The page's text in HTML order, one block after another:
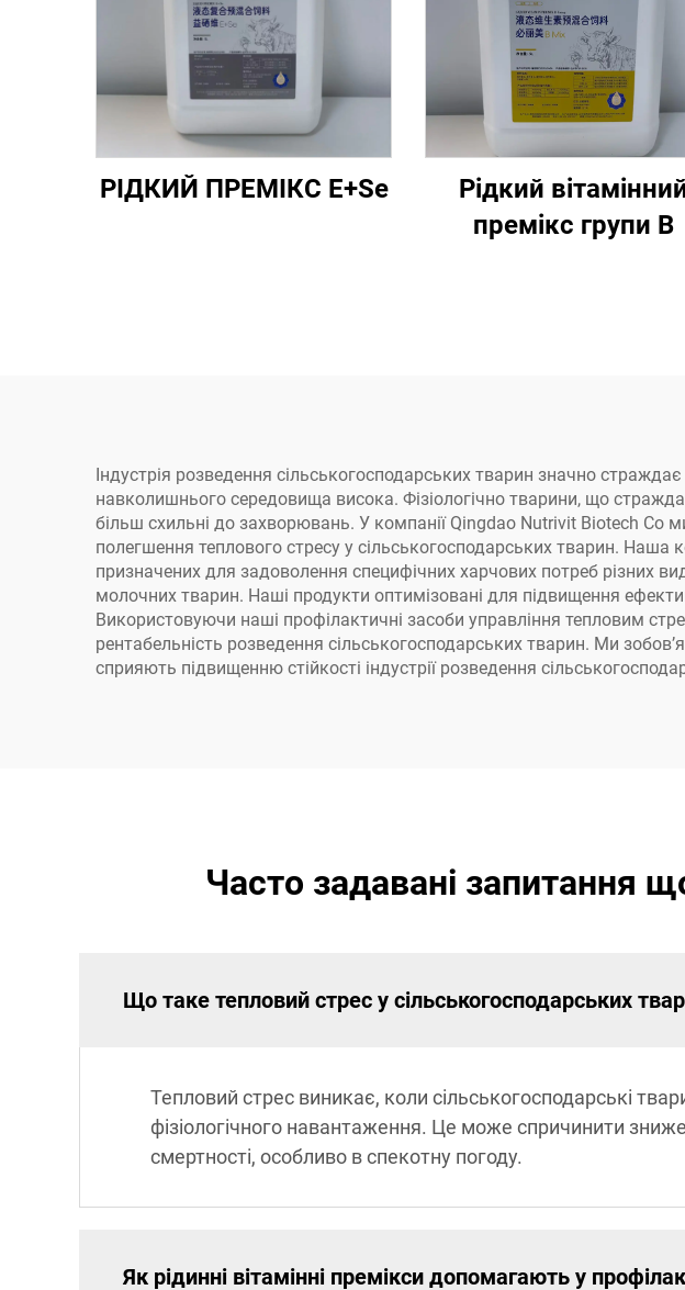
РІДКИЙ ПРЕМІКС E+Se
Рідкий
премікс групи В
Індустрія розведення сільськогосподарських тварин значно
навколишнього середовища висока. Фізіологічно тварини, що
більш схильні до захворювань. У компанії Qingdao Nutrivit Biotech Co
полегшення теплового стресу у сільськогосподарських тварин.
призначених для задоволення специфічних харчових потреб різних
молочних тварин. Наші продукти оптимізовані для підвищення
Використовуючи наші профілактичні засоби управління тепловим
рентабельність розведення сільськогосподарських тварин. Ми
сприяють підвищенню стійкості індустрії розведення
Часто задавані запитання
Що таке тепловий стрес у сільськогосподарських
Тепловий стрес виникає, коли сільськогосподарські
фізіологічного навантаження. Це може спричинити
смертності, особливо в спекотну погоду.
Як рідинні вітамінні премікси допомагають у